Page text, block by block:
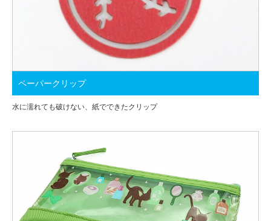
ペーパークリップ
水に濡れても破けない、紙でできたクリップ